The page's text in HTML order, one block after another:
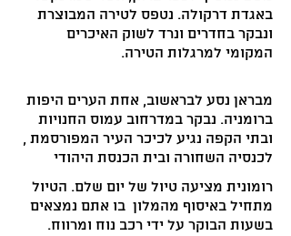
באגדת דרקולה. נטפס לטירה המבוצרת
ונבקר בחדרים ונרד לשוק האיכרים
המקומי למרגלות הטירה.
מבראן נסע לבראשוב, אחת הערים היפות
ברומניה. נבקר במדרחוב עמוס החנויות
ובתי הקפה נגיע לכיכר העיר המפורסמת ,
לכנסיה השחורה ובית הכנסת היהודי
רומונית מציעה טיול של יום שלם. הטיול
מתחיל באיסוף מהמלון בו אתם נמצאים
בשעות הבוקר על ידי רכב נוח ומרווח.